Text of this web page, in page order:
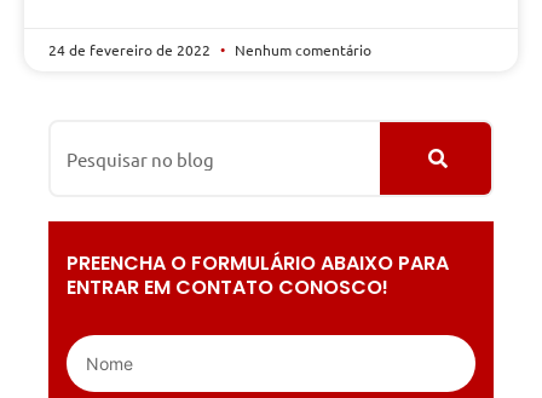
24 de fevereiro de 2022 Nenhum comentário
PREENCHA O FORMULÁRIO ABAIXO PARA
ENTRAR EM CONTATO CONOSCO!